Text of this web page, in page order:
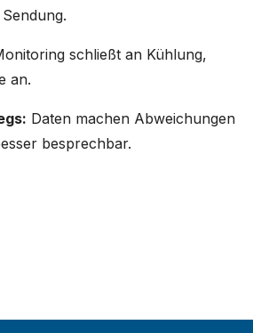
schließt an Kühlung,
an.
Daten machen Abweichungen
besprechbar.